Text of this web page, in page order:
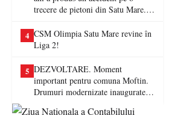
trecere de pietoni din Satu Mare. O
4 CSM Olimpia Satu Mare revine în
Liga 2!
5 DEZVOLTARE. Moment
important pentru comuna Moftin.
Drumuri modernizate inaugurate în